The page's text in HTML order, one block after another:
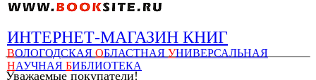
ИНТЕРНЕТ-МАГАЗИН КНИГ
ВОЛОГОДСКАЯ ОБЛАСТНАЯ УНИВЕРСАЛЬНАЯ
НАУЧНАЯ БИБЛИОТЕКА
Уважаемые покупатели!